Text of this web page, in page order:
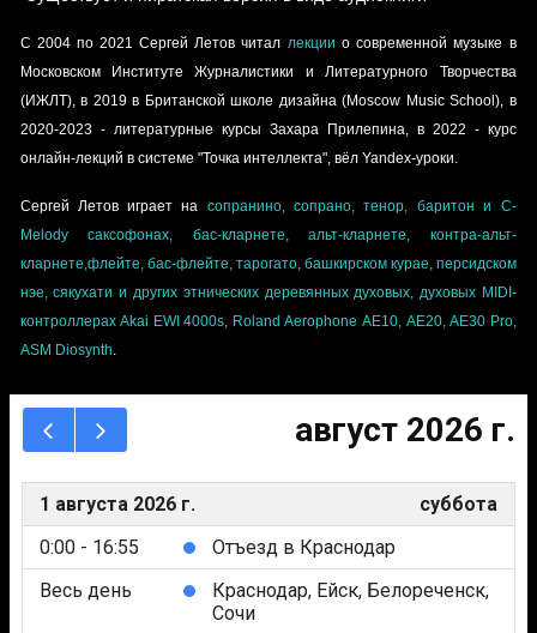
С 2004 по 2021 Сергей Летов читал лекции
о современной музыке в
Московском Институте Журналистики и Литературного Творчества
(ИЖЛТ), в 2019 в Британской школе дизайна (Moscow Music School), в
2020-2023 - литературные курсы Захара Прилепина, в 2022 - курс
онлайн-лекций в системе "Точка интеллекта", вёл Yandex-уроки.
Сергей Летов играет на сопранино, сопрано, тенор, баритон и C-
Melody саксофонах, бас-кларнете, альт-кларнете, контра-альт-
кларнете,флейте, бас-флейте, тарогато, башкирском курае, персидском
нэе, сякухати и других этнических деревянных духовых, духовых MIDI-
контроллерах Akai EWI 4000s, Roland Aerophone AE10, AE20, AE30 Pro,
ASM Diosynth.